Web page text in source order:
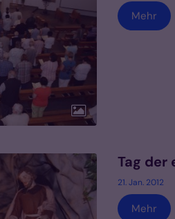
Mehr
Tag der
21. Jan. 2012
Mehr